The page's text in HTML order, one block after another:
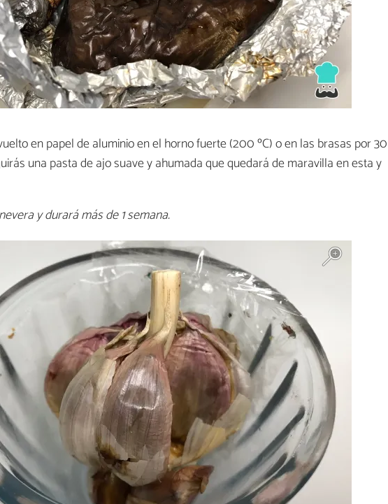
en papel de aluminio en el horno fuerte (200 ºC) o en las brasas por 30
una pasta de ajo suave y ahumada que quedará de maravilla en esta y
y durará más de 1 semana.